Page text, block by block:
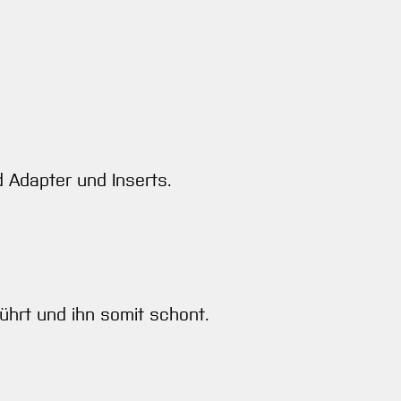
Adapter und Inserts.
und ihn somit schont.